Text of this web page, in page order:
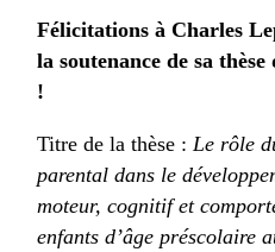
Félicitations à Charles
la soutenance de sa
!
Titre de la thèse : Le rôle
parental dans le
moteur, cognitif et
enfants d’âge préscolaire